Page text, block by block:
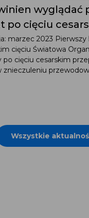
wyglądać
po cięciu
marzec 2023
cięciu Światowa
po cięciu cesarskim
znieczuleniu
Wszystkie